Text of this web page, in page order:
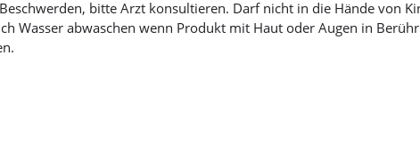
bitte Arzt konsultieren. Darf nicht in die Hände von
Wasser abwaschen wenn Produkt mit Haut oder Augen in